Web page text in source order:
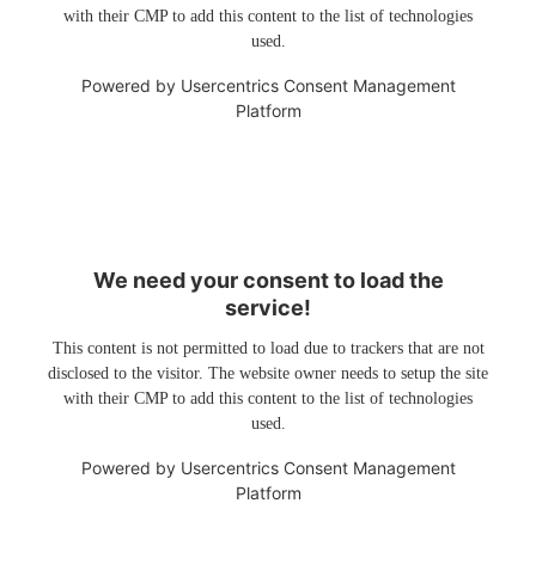
with their CMP to add this content to the list of technologies
used.
Powered by Usercentrics Consent Management
Platform
We need your consent to load the
service!
This content is not permitted to load due to trackers that are not
disclosed to the visitor. The website owner needs to setup the site
with their CMP to add this content to the list of technologies
used.
Powered by Usercentrics Consent Management
Platform